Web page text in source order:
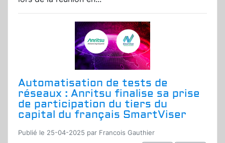
Automatisation de tests de
réseaux : Anritsu finalise sa prise
de participation du tiers du
capital du français SmartViser
Publié le 25-04-2025 par Francois Gauthier